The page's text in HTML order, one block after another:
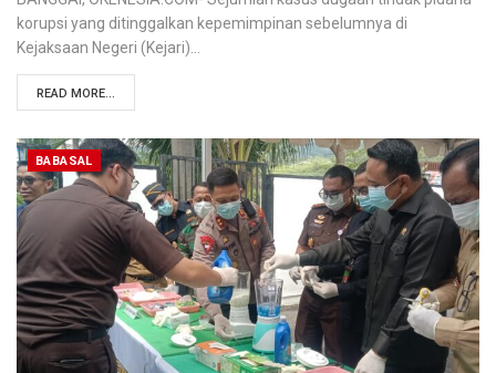
korupsi yang ditinggalkan kepemimpinan sebelumnya di
Kejaksaan Negeri (Kejari)…
READ MORE...
BABASAL